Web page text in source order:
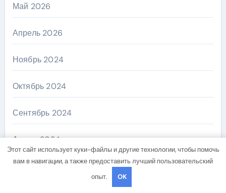
Май 2026
Апрель 2026
Ноябрь 2024
Октябрь 2024
Сентябрь 2024
Август 2024
Июль 2024
Этот сайт использует куки-файлы и другие технологии, чтобы помочь
вам в навигации, а также предоставить лучший пользовательский
опыт.
OK